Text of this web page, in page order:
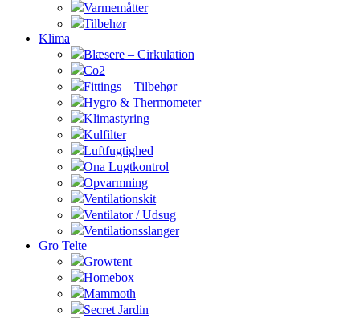
Varmemåtter
Tilbehør
Klima
Blæsere – Cirkulation
Co2
Fittings – Tilbehør
Hygro & Thermometer
Klimastyring
Kulfilter
Luftfugtighed
Ona Lugtkontrol
Opvarmning
Ventilationskit
Ventilator / Udsug
Ventilationsslanger
Gro Telte
Growtent
Homebox
Mammoth
Secret Jardin